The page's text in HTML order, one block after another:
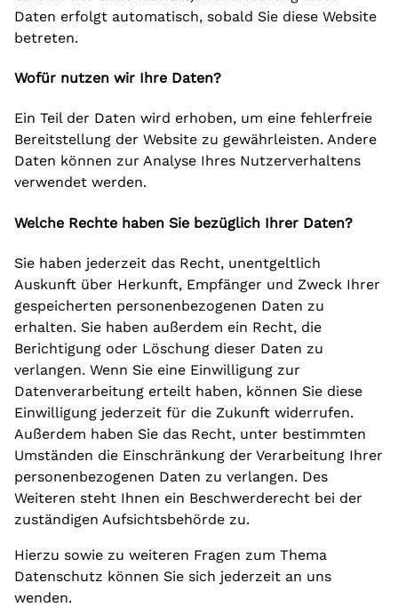
Daten erfolgt automatisch, sobald Sie diese Website
betreten.
Wofür nutzen wir Ihre Daten?
Ein Teil der Daten wird erhoben, um eine fehlerfreie
Bereitstellung der Website zu gewährleisten. Andere
Daten können zur Analyse Ihres Nutzerverhaltens
verwendet werden.
Welche Rechte haben Sie bezüglich Ihrer Daten?
Sie haben jederzeit das Recht, unentgeltlich
Auskunft über Herkunft, Empfänger und Zweck Ihrer
gespeicherten personenbezogenen Daten zu
erhalten. Sie haben außerdem ein Recht, die
Berichtigung oder Löschung dieser Daten zu
verlangen. Wenn Sie eine Einwilligung zur
Datenverarbeitung erteilt haben, können Sie diese
Einwilligung jederzeit für die Zukunft widerrufen.
Außerdem haben Sie das Recht, unter bestimmten
Umständen die Einschränkung der Verarbeitung Ihrer
personenbezogenen Daten zu verlangen. Des
Weiteren steht Ihnen ein Beschwerderecht bei der
zuständigen Aufsichtsbehörde zu.
Hierzu sowie zu weiteren Fragen zum Thema
Datenschutz können Sie sich jederzeit an uns
wenden.